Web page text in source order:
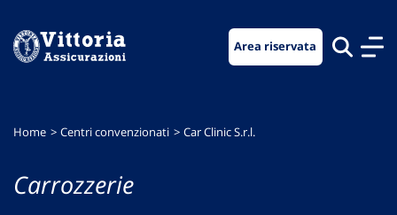
menu
contenuto
footer
Area riservata
Home Centri convenzionati Car Clinic S.r.l.
Carrozzerie